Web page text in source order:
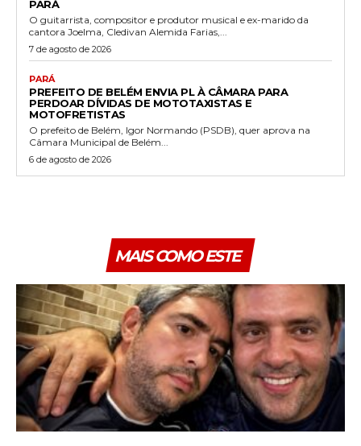
PARÁ
O guitarrista, compositor e produtor musical e ex-marido da
cantora Joelma, Cledivan Alemida Farias,...
7 de agosto de 2026
PARÁ
PREFEITO DE BELÉM ENVIA PL À CÂMARA PARA
PERDOAR DÍVIDAS DE MOTOTAXISTAS E
MOTOFRETISTAS
O prefeito de Belém, Igor Normando (PSDB), quer aprova na
Câmara Municipal de Belém...
6 de agosto de 2026
MAIS COMO ESTE